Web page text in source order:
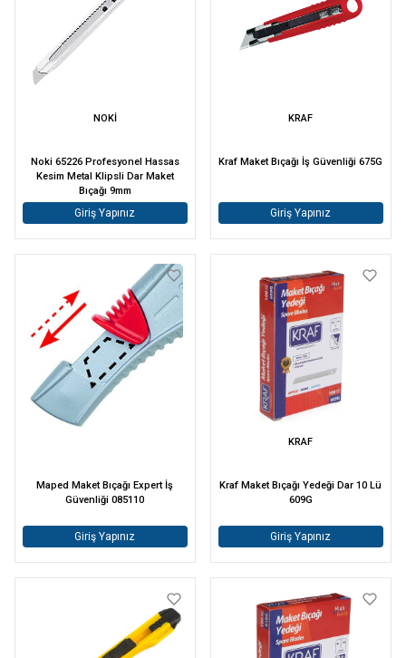
NOKİ
Noki 65226 Profesyonel Hassas
Kesim Metal Klipsli Dar Maket
Bıçağı 9mm
Giriş Yapınız
KRAF
Kraf Maket Bıçağı İş Güvenliği 675G
Giriş Yapınız
Maped Maket Bıçağı Expert İş
Güvenliği 085110
Giriş Yapınız
KRAF
Kraf Maket Bıçağı Yedeği Dar 10 Lü
609G
Giriş Yapınız